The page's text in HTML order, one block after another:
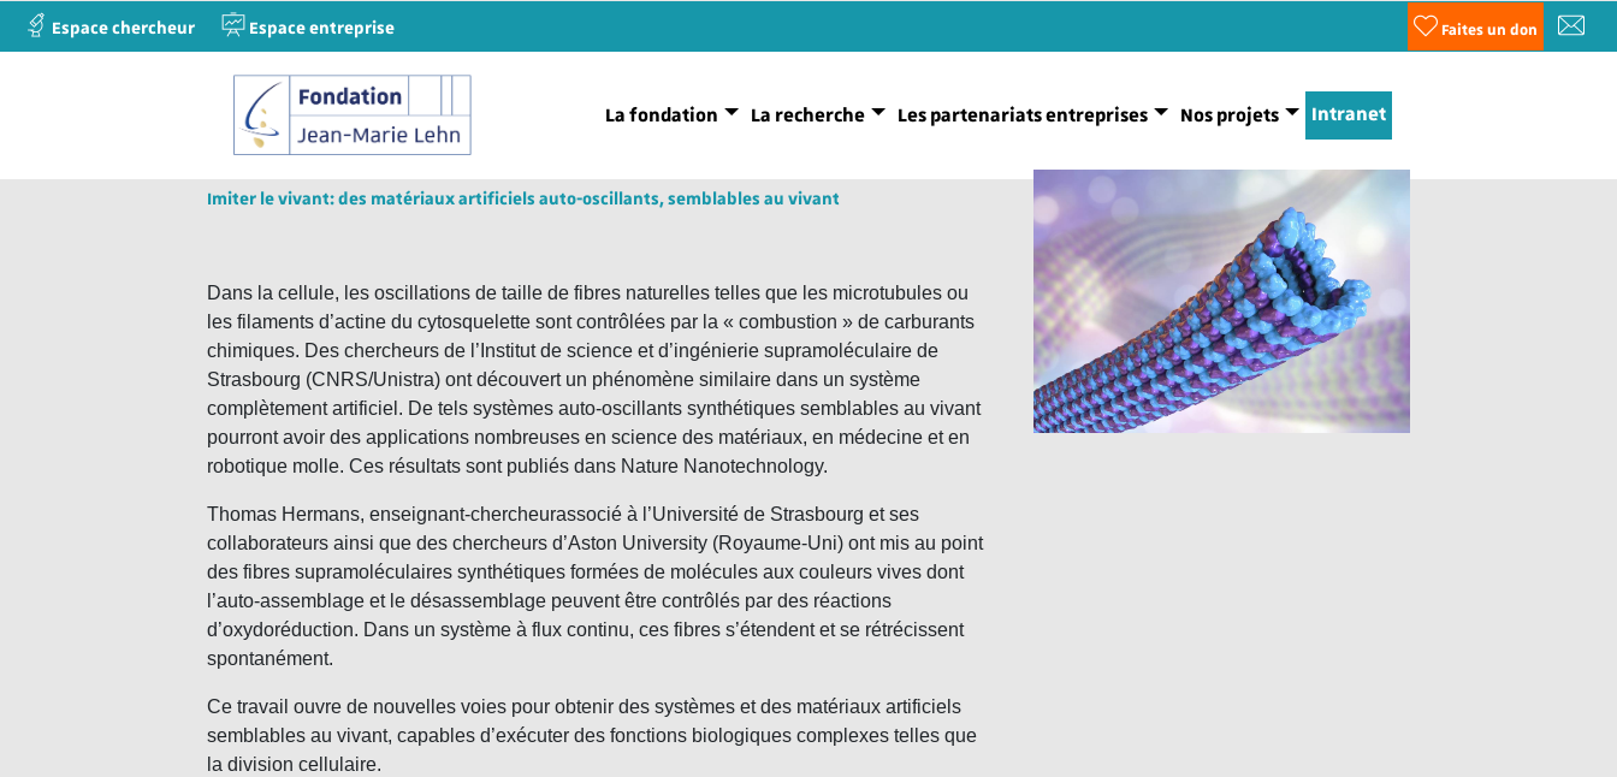
Espace chercheur Espace entreprise Faites un don
La fondation La recherche Les partenariats entreprises Nos projets Intranet
Imiter le vivant: des matériaux artificiels auto-oscillants, semblables au vivant
Dans la cellule, les oscillations de taille de fibres naturelles telles que les microtubules ou
les filaments d’actine du cytosquelette sont contrôlées par la « combustion » de carburants
chimiques. Des chercheurs de l’Institut de science et d’ingénierie supramoléculaire de
Strasbourg (CNRS/Unistra) ont découvert un phénomène similaire dans un système
complètement artificiel. De tels systèmes auto-oscillants synthétiques semblables au vivant
pourront avoir des applications nombreuses en science des matériaux, en médecine et en
robotique molle. Ces résultats sont publiés dans Nature Nanotechnology.
Thomas Hermans, enseignant-chercheurassocié à l’Université de Strasbourg et ses
collaborateurs ainsi que des chercheurs d’Aston University (Royaume-Uni) ont mis au point
des fibres supramoléculaires synthétiques formées de molécules aux couleurs vives dont
l’auto-assemblage et le désassemblage peuvent être contrôlés par des réactions
d’oxydoréduction. Dans un système à flux continu, ces fibres s’étendent et se rétrécissent
spontanément.
Ce travail ouvre de nouvelles voies pour obtenir des systèmes et des matériaux artificiels
semblables au vivant, capables d’exécuter des fonctions biologiques complexes telles que
la division cellulaire.